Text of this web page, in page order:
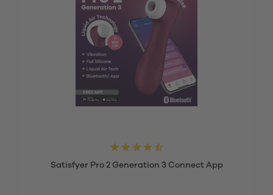
Satisfyer Pro 2 Generation 3 Connect App